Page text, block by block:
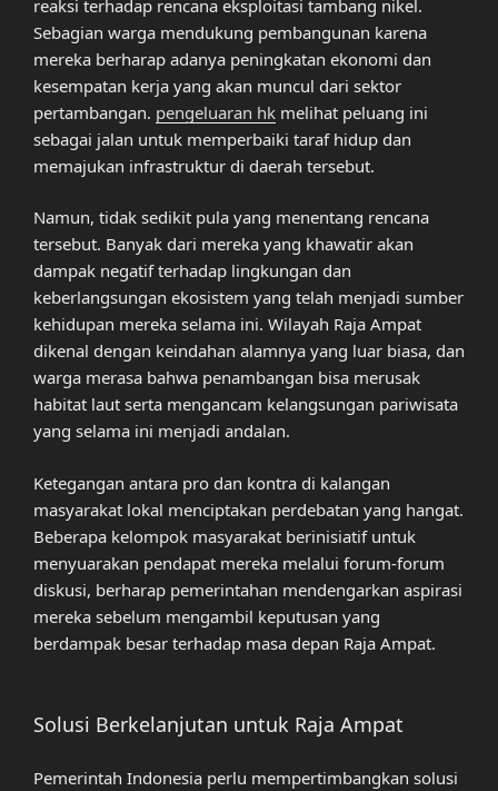
reaksi terhadap rencana eksploitasi tambang nikel.
Sebagian warga mendukung pembangunan karena
mereka berharap adanya peningkatan ekonomi dan
kesempatan kerja yang akan muncul dari sektor
pertambangan. pengeluaran hk melihat peluang ini
sebagai jalan untuk memperbaiki taraf hidup dan
memajukan infrastruktur di daerah tersebut.
Namun, tidak sedikit pula yang menentang rencana
tersebut. Banyak dari mereka yang khawatir akan
dampak negatif terhadap lingkungan dan
keberlangsungan ekosistem yang telah menjadi sumber
kehidupan mereka selama ini. Wilayah Raja Ampat
dikenal dengan keindahan alamnya yang luar biasa, dan
warga merasa bahwa penambangan bisa merusak
habitat laut serta mengancam kelangsungan pariwisata
yang selama ini menjadi andalan.
Ketegangan antara pro dan kontra di kalangan
masyarakat lokal menciptakan perdebatan yang hangat.
Beberapa kelompok masyarakat berinisiatif untuk
menyuarakan pendapat mereka melalui forum-forum
diskusi, berharap pemerintahan mendengarkan aspirasi
mereka sebelum mengambil keputusan yang
berdampak besar terhadap masa depan Raja Ampat.
Solusi Berkelanjutan untuk Raja Ampat
Pemerintah Indonesia perlu mempertimbangkan solusi